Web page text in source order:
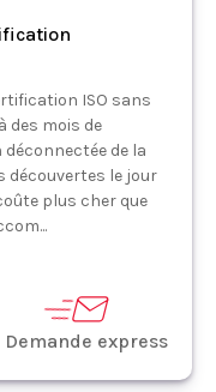
ISO sans
des mois de
de la
découvertes le jour
plus cher que
Demande express